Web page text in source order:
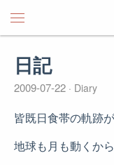
日記
2009-07-22 Diary
皆既日食帯の軌跡
地球も月も動くか